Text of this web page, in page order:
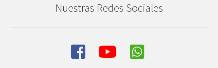
Nuestras Redes Sociales